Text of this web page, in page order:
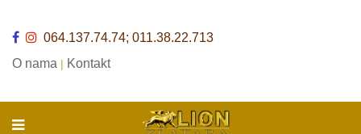
064.137.74.74; 011.38.22.713
O nama | Kontakt